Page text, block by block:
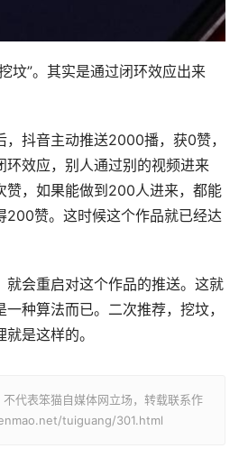
坟”。其实是通过闭环效应出来
，抖音主动推送2000播，获0赞，
环效应，别人通过别的视频进来
赞，如果能做到200人进来，都能
200赞。这时候这个作品就已经达
就会重启对这个作品的推送。这就
种算法而已。二次推荐，挖坟，
是这样的。
代表笨猫自媒体网立场，转载联系作
tuiguang/301.html